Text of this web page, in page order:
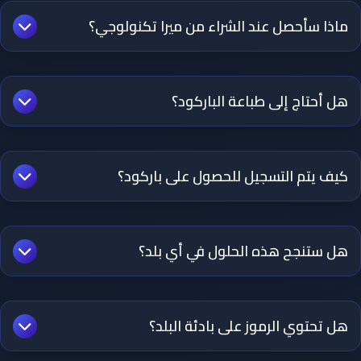
لديك 10 منتجات مميزة (مثل عصائر بنكهات مختلفة)، ستحتاج إلى
10 باركودات، وهكذا.
ماذا سأحصل عند الشراء من ميرا تكنولوجي؟
إلكترونية، ملفات جاهزة للطباعة، دعم فني مجاني، وضمان
عالمي مدى الحياة للرموز.
هل أحتاج إلى طباعة الباركود؟
مثلاً) أو طباعتها مباشرة على عبوات المنتجات وملصقات التغليف.
الأمر يعتمد على احتياجاتك.
كيف يتم التسجيل للحصول على باركود؟
شركتك ومنتجاتك. 3) اختيار الحزمة المناسبة. 4) استلام الباركود
والملفات فورًا عبر البريد الإلكتروني.
هل ستنجح هذه الحلول في أي بلد؟
في أي دولة حول العالم. حيث تعتمدها المتاجر العالمية
والجمارك والهيئات الرسمية.
هل تحتوي الرموز على بادئة البلد؟